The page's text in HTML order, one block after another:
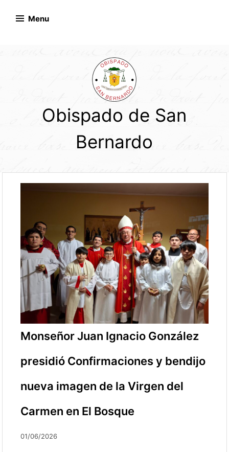
Menu
Obispado de San
Bernardo
Monseñor Juan Ignacio González
presidió Confirmaciones y bendijo
nueva imagen de la Virgen del
Carmen en El Bosque
01/06/2026